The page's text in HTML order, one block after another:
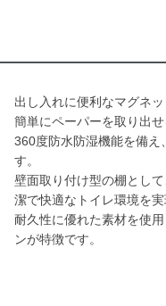
出し入れに便利なマグネ
簡単にペーパーを取り出
360度防水防湿機能を備え
す。
壁面取り付け型の棚とし
潔で快適なトイレ環境を実
耐久性に優れた素材を使
ンが特徴です。